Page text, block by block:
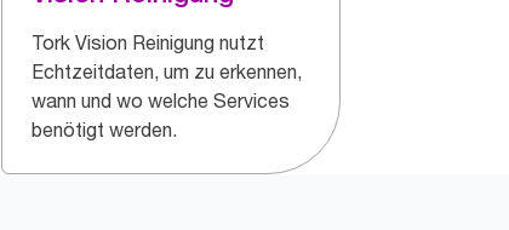
Tork Vision Reinigung nutzt
Echtzeitdaten, um zu erkennen,
wann und wo welche Services
benötigt werden.